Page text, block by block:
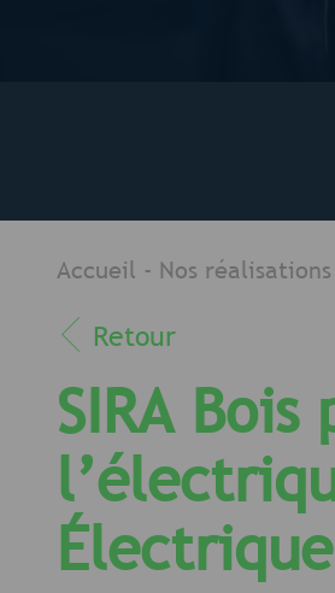
Accueil - Nos
Retour
SIRA Bois
Électrique